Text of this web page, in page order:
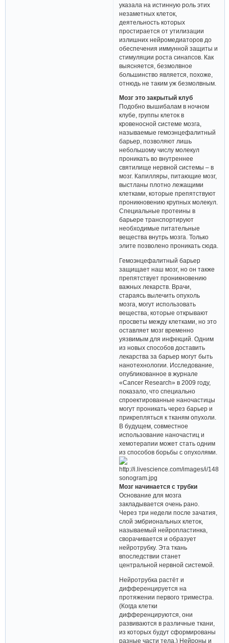
указала на истинную роль этих
незаметных клеток,
деятельность которых
простирается от утилизации
излишних нейромедиаторов до
обеспечения иммунной защиты и
стимуляции роста синапсов. Как
выясняется, безмолвное
большинство является, похоже,
отнюдь не таким уж безмолвным.
Мозг это закрытый клуб
Подобно вышибалам в ночном
клубе, группы клеток в
кровеносной системе мозга,
называемые гемоэнцефалитный
барьер, позволяют лишь
небольшому числу молекул
проникать во внутреннее
святилище нервной системы – в
мозг. Капилляры, питающие мозг,
выстланы плотно лежащими
клетками, которые препятствуют
проникновению крупных молекул.
Специальные протеины в
барьере транспортируют
необходимые питательные
вещества внутрь мозга. Только
элите позволено проникать сюда.
Гемоэнцефалитный барьер
защищает наш мозг, но он также
препятствует проникновению
важных лекарств. Врачи,
стараясь вылечить опухоль
мозга, могут использовать
вещества, которые открывают
просветы между клетками, но это
оставляет мозг временно
уязвимым для инфекций. Одним
из новых способов доставить
лекарства за барьер могут быть
нанотехнологии. Исследование,
опубликованное в журнале
«Cancer Research» в 2009 году,
показало, что специально
спроектированные наночастицы
могут проникать через барьер и
прикрепляться к тканям опухоли.
В будущем, совместное
использование наночастиц и
хемотерапии может стать одним
из способов борьбы с опухолями.
Мозг начинается с трубки
Основание для мозга
закладывается очень рано.
Через три недели после зачатия,
слой эмбриональных клеток,
называемый нейропластинка,
сворачивается и образует
нейротрубку. Эта ткань
впоследствии станет
центральной нервной системой.
Нейротрубка растёт и
дифференцируется на
протяжении первого триместра.
(Когда клетки
дифференцируются, они
развиваются в различные ткани,
из которых будут сформированы
разные части тела.) Нейроны и